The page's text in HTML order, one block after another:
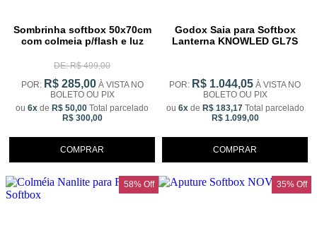
Sombrinha softbox 50x70cm
com colmeia p/flash e luz
DE: R$ 499,00
POR: R$ 285,00À VISTA NO
BOLETO OU PIX
ou 6x de R$ 50,00 Total parcelado
R$ 300,00
COMPRAR
Godox Saia para Softbox
Lanterna KNOWLED GL7S
POR: R$ 1.044,05 À VISTA NO
BOLETO OU PIX
ou 6xde R$ 183,17Total parcelado
R$ 1.099,00
COMPRAR
58% Off 35% Off